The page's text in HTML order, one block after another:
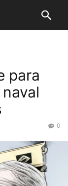
para
0